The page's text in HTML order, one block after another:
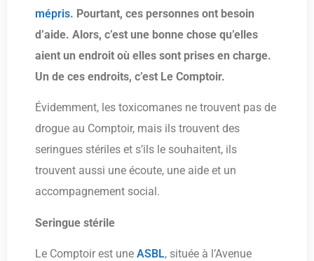
mépris. Pourtant, ces personnes ont besoin
d’aide. Alors, c’est une bonne chose qu’elles
aient un endroit où elles sont prises en charge.
Un de ces endroits, c’est Le Comptoir.
Évidemment, les toxicomanes ne trouvent pas de
drogue au Comptoir, mais ils trouvent des
seringues stériles et s’ils le souhaitent, ils
trouvent aussi une écoute, une aide et un
accompagnement social.
Seringue stérile
Le Comptoir est une ASBL, située à l’Avenue